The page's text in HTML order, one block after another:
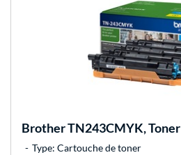
BrotherTN243CMYK, Toner
Type: Cartouche de toner